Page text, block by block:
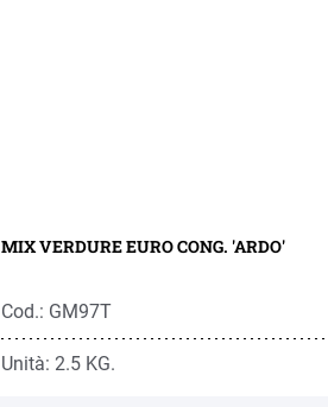
MIX VERDURE EURO CONG. 'ARDO'
Cod.: GM97T
Unità: 2.5 KG.